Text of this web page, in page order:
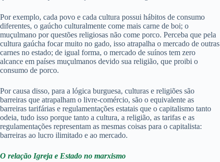
Por exemplo, cada povo e cada cultura possui hábitos de consumo
diferentes, o gaúcho culturalmente come mais carne de boi; o
muçulmano por questões religiosas não come porco. Perceba que pela
cultura gaúcha focar muito no gado, isso atrapalha o mercado de outras
carnes no estado; de igual forma, o mercado de suínos tem zero
alcance em países muçulmanos devido sua religião, que proibi o
consumo de porco.
Por causa disso, para a lógica burguesa, culturas e religiões são
barreiras que atrapalham o livre-comércio, são o equivalente as
barreiras tarifárias e regulamentações estatais que o capitalismo tanto
odeia, tudo isso porque tanto a cultura, a religião, as tarifas e as
regulamentações representam as mesmas coisas para o capitalista:
barreiras ao lucro ilimitado e ao mercado.
O relação Igreja e Estado no marxismo